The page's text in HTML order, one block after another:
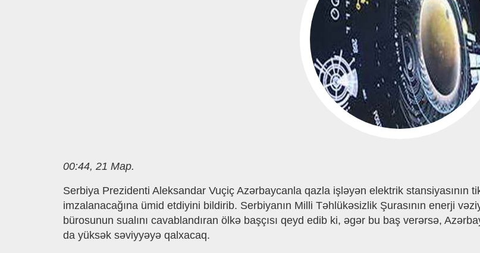
00:44, 21 Мар.
Serbiya Prezidenti Aleksandar Vuçiç Azərbaycanla qazla işləyən elektrik stansiyasının
imzalanacağına ümid etdiyini bildirib. Serbiyanın Milli Təhlükəsizlik Şurasının enerji
bürosunun sualını cavablandıran ölkə başçısı qeyd edib ki, əgər bu baş verərsə,
da yüksək səviyyəyə qalxacaq.